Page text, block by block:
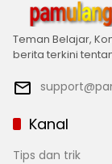
Teman Belajar,
berita terkini
Kanal
Tips dan trik